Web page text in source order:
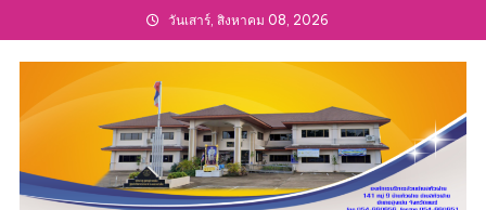
to
content
วันเสาร์, สิงหาคม 08, 2026